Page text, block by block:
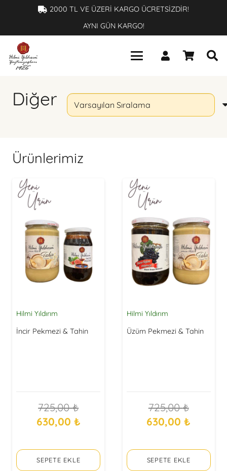
2000 TL VE ÜZERİ KARGO ÜCRETSİZDİR!
AYNI GÜN KARGO!
Diğer
Ürünlerimiz
Hilmi Yıldırım
İncir Pekmezi & Tahin
725,00₺
Orijinal
725,00 ₺.
630,00 ₺Şu
fiyat:
630,00 ₺.
SEPETE EKLE
Hilmi Yıldırım
Üzüm Pekmezi & Tahin
725,00₺
Orijinal
725,00 ₺.
630,00₺
fiyat:
SEPETE EKLE